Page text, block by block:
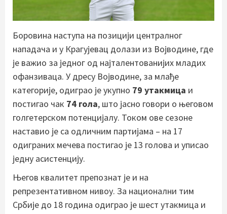
Боровина наступа на позицији централног
нападача и у Крагујевац долази из Војводине, где
је важио за једног од најталентованијих младих
офанзиваца. У дресу Војводине, за млађе
категорије, одиграо је укупно 79 утакмица и
постигао чак 74 гола, што јасно говори о његовом
голгетерском потенцијалу. Током ове сезоне
наставио је са одличним партијама – на 17
одиграних мечева постигао је 13 голова и уписао
једну асистенцију.
Његов квалитет препознат је и на
репрезентативном нивоу. За национални тим
Србије до 18 година одиграо је шест утакмица и